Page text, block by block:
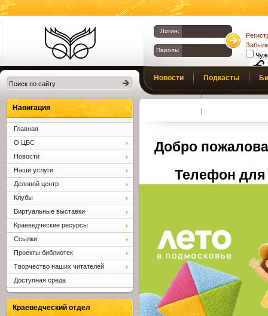
Библиотеки
Клина. Клинская
ЦБС.
Логин:
Пароль:
Новости Подкасты
Добро
Телефон для
Навигация
Главная
О ЦБС
Новости
Наши услуги
Деловой центр
Клубы
Виртуальные выставки
Краеведческие ресурсы
Ссылки
Проекты библиотек
Творчество наших читателей
Доступная среда
Краеведческий отдел